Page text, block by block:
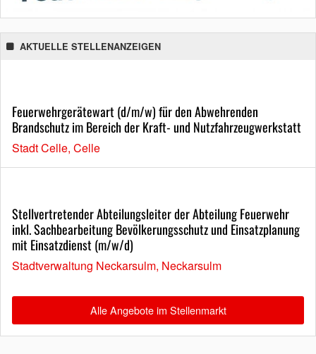
AKTUELLE STELLENANZEIGEN
Feuerwehrgerätewart (d/m/w) für den Abwehrenden
Brandschutz im Bereich der Kraft- und Nutzfahrzeugwerkstatt
Stadt Celle, Celle
Stellvertretender Abteilungsleiter der Abteilung Feuerwehr
inkl. Sachbearbeitung Bevölkerungsschutz und Einsatzplanung
mit Einsatzdienst (m/w/d)
Stadtverwaltung Neckarsulm, Neckarsulm
Alle Angebote im Stellenmarkt